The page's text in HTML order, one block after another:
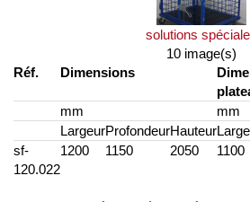
solutions
10 image(s)
Réf.
Dimensions
mm mm
LargeurProfondeurHauteur
sf-
120.022
1200 1150 2050 1100